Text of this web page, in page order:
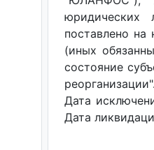
юридических
поставлено на
(иных
состояние
Дата
Дата